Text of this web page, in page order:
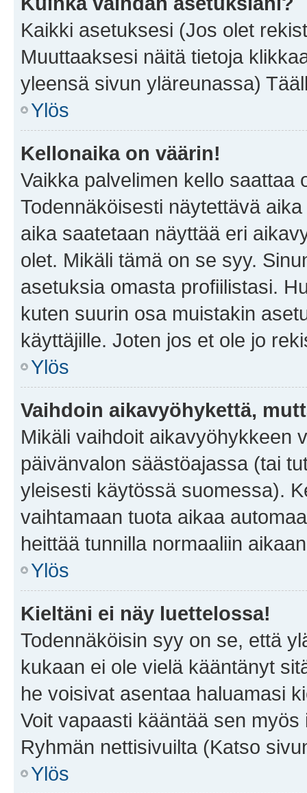
Kaikki asetuksesi (Jos olet
Muuttaaksesi näitä tietoja
yleensä sivun yläreunassa)
Ylös
Kellonaika on väärin!
Vaikka palvelimen kello saattaa
Todennäköisesti näytettävä
aika saatetaan näyttää eri
olet. Mikäli tämä on se syy.
asetuksia omasta profiilistasi.
kuten suurin osa muistakin
käyttäjille. Joten jos et ole jo
Ylös
Vaihdoin aikavyöhykettä,
Mikäli vaihdoit aikavyöhykkeen
päivänvalon säästöajassa (tai
yleisesti käytössä suomessa).
vaihtamaan tuota aikaa
heittää tunnilla normaaliin
Ylös
Kieltäni ei näy luettelossa!
Todennäköisin syy on se, että
kukaan ei ole vielä kääntänyt
he voisivat asentaa haluamasi
Voit vapaasti kääntää sen
Ryhmän nettisivuilta (Katso
Ylös